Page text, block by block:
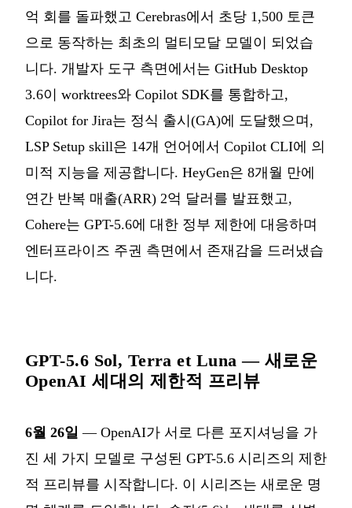
억 회를 돌파했고 Cerebras에서 초당 1,500 토큰
으로 동작하는 최초의 멀티모달 모델이 되었습
니다. 개발자 도구 측면에서는 GitHub Desktop
3.6이 worktrees와 Copilot SDK를 통합하고,
Copilot for Jira는 정식 출시(GA)에 도달했으며,
LSP Setup skill은 14개 언어에서 Copilot CLI에 의
미적 지능을 제공합니다. HeyGen은 8개월 만에
연간 반복 매출(ARR) 2억 달러를 발표했고,
Cohere는 GPT-5.6에 대한 정부 제한에 대응하며
엔터프라이즈 주권 측면에서 존재감을 드러냈습
니다.
GPT-5.6 Sol, Terra et Luna — 새로운
OpenAI 세대의 제한적 프리뷰
6월 26일 — OpenAI가 서로 다른 포지셔닝을 가
진 세 가지 모델로 구성된 GPT-5.6 시리즈의 제한
적 프리뷰를 시작합니다. 이 시리즈는 새로운 명